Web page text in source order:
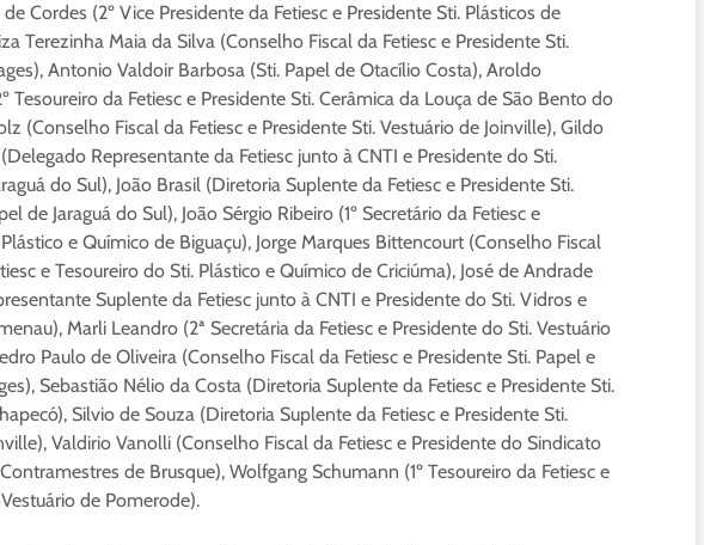
Cordes (2º Vice Presidente da Fetiesc e Presidente Sti. Plásticos de
Terezinha Maia da Silva (Conselho Fiscal da Fetiesc e Presidente Sti.
Antonio Valdoir Barbosa (Sti. Papel de Otacílio Costa), Aroldo
Tesoureiro da Fetiesc e Presidente Sti. Cerâmica da Louça de São Bento do
(Conselho Fiscal da Fetiesc e Presidente Sti. Vestuário de Joinville), Gildo
Representante da Fetiesc junto à CNTI e Presidente do Sti.
do Sul), João Brasil (Diretoria Suplente da Fetiesc e Presidente Sti.
de Jaraguá do Sul), João Sérgio Ribeiro (1º Secretário da Fetiesc e
e Químico de Biguaçu), Jorge Marques Bittencourt (Conselho Fiscal
e Tesoureiro do Sti. Plástico e Químico de Criciúma), José de Andrade
Suplente da Fetiesc junto à CNTI e Presidente do Sti. Vidros e
Marli Leandro (2ª Secretária da Fetiesc e Presidente do Sti. Vestuário
Paulo de Oliveira (Conselho Fiscal da Fetiesc e Presidente Sti. Papel e
Sebastião Nélio da Costa (Diretoria Suplente da Fetiesc e Presidente Sti.
Silvio de Souza (Diretoria Suplente da Fetiesc e Presidente Sti.
Valdirio Vanolli (Conselho Fiscal da Fetiesc e Presidente do Sindicato
de Brusque), Wolfgang Schumann (1º Tesoureiro da Fetiesc e
de Pomerode).